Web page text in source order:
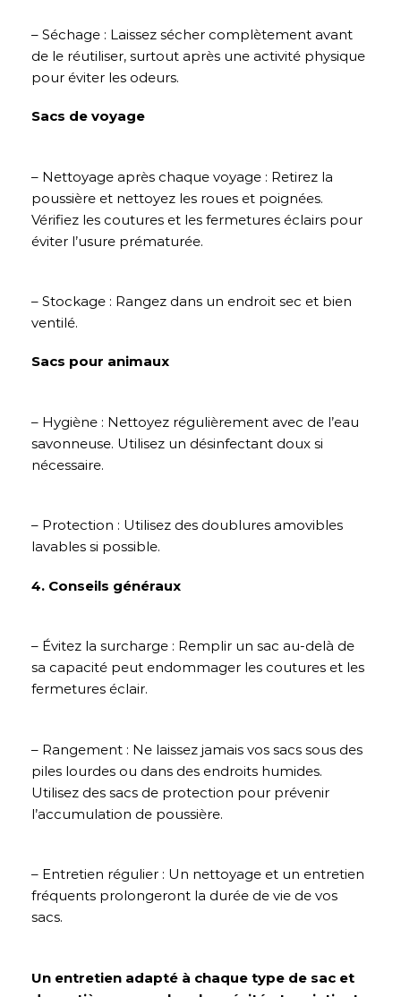
– Séchage : Laissez sécher complètement avant
de le réutiliser, surtout après une activité physique
pour éviter les odeurs.
Sacs de voyage
– Nettoyage après chaque voyage : Retirez la
poussière et nettoyez les roues et poignées.
Vérifiez les coutures et les fermetures éclairs pour
éviter l’usure prématurée.
– Stockage : Rangez dans un endroit sec et bien
ventilé.
Sacs pour animaux
– Hygiène : Nettoyez régulièrement avec de l’eau
savonneuse. Utilisez un désinfectant doux si
nécessaire.
– Protection : Utilisez des doublures amovibles
lavables si possible.
4. Conseils généraux
– Évitez la surcharge : Remplir un sac au-delà de
sa capacité peut endommager les coutures et les
fermetures éclair.
– Rangement : Ne laissez jamais vos sacs sous des
piles lourdes ou dans des endroits humides.
Utilisez des sacs de protection pour prévenir
l’accumulation de poussière.
– Entretien régulier : Un nettoyage et un entretien
fréquents prolongeront la durée de vie de vos
sacs.
Un entretien adapté à chaque type de sac et